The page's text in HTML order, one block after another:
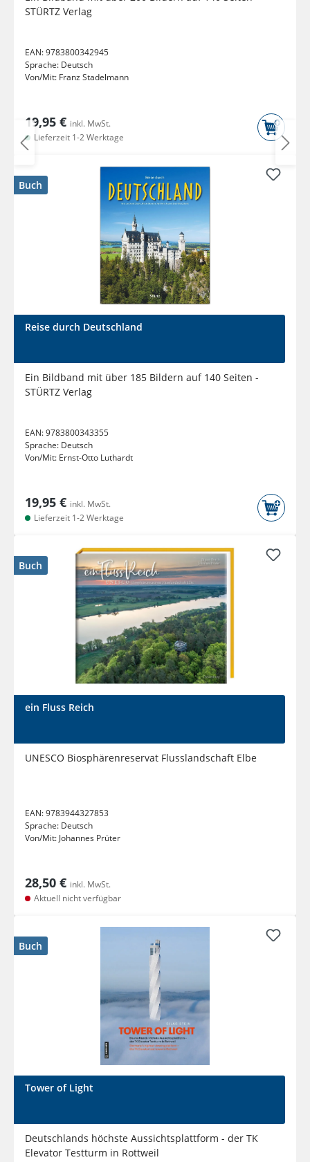
STÜRTZ Verlag
EAN:9783800342945
Sprache: Deutsch
Von/Mit: Franz Stadelmann
19,95 € inkl. MwSt.
Lieferzeit 1-2 Werktage
Buch
Reise durch Deutschland
Ein Bildband mit über 185 Bildern auf 140 Seiten -
STÜRTZ Verlag
EAN:9783800343355
Sprache: Deutsch
Von/Mit: Ernst-Otto Luthardt
19,95 € inkl. MwSt.
Lieferzeit 1-2 Werktage
Buch
ein Fluss Reich
UNESCO Biosphärenreservat Flusslandschaft Elbe
EAN:9783944327853
Sprache: Deutsch
Von/Mit: Johannes Prüter
28,50 € inkl. MwSt.
Aktuell nicht verfügbar
Buch
Tower of Light
Deutschlands höchste Aussichtsplattform - der TK
Elevator Testturm in Rottweil